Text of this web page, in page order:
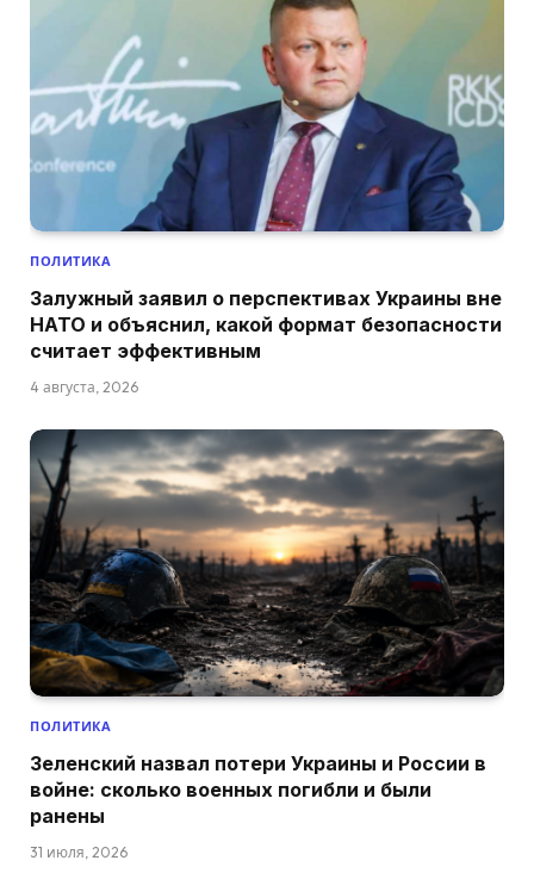
ПОЛИТИКА
Залужный заявил о перспективах Украины вне
НАТО и объяснил, какой формат безопасности
считает эффективным
4 августа, 2026
ПОЛИТИКА
Зеленский назвал потери Украины и России в
войне: сколько военных погибли и были
ранены
31 июля, 2026